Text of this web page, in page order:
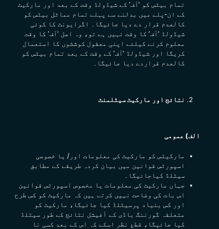
تمام بیٹس کو ‘آف’ کے شیڈولڈ وقت کے بعد اور مارکیٹ
کے ان-پلے میں بدلنے سے پہلے تمام مماثل بیٹس کو
کالعدم قرار دے دیا جائیگا۔ اگرایونٹ کا کوئی
شیڈولڈ ‘آف’ کا وقت نہیں ہے تو، وہ اصل ‘آف’ کا وقت
معلوم کرنے کیلئے اپنی معقول کوششوں کا استعمال
کریگا اور شیڈولڈ ‘آف’ کے وقت کے بعد تمام بیٹس کو
کالعدم قراردے دیا جائیگا۔
نتائج اور مارکیٹ سیٹلمنٹ
الف) عمومی
مارکیٹس کو مارکیٹ کی معلومات اور/ یا خصوصی
اسپورٹس قوانین میں بیان کردہ طریقے کے مطابق
سیٹلڈ کیاجائیگا۔
جہاں مارکیٹ کی معلومات یا مخصوص اسپورٹس قوانین
اس بات کی وضاحت نہیں کرتے ہیں کہ مارکیٹ کو کس طرح
اور کس بنیاد پرسیٹلڈ کیا جائیگا، مارکیٹ کو
متعلقہ گورننگ باڈی کے آفیشل نتائج کے طور سیٹلڈ
کیا جائیگا، قطع نظر اسکے کہ اس کے بعد کسی نا